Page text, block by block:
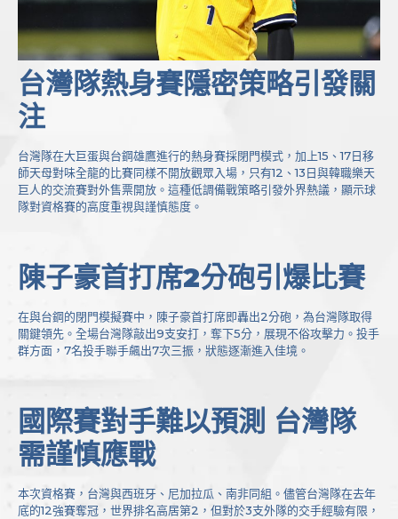
台灣隊熱身賽隱密策略引發關
注
台灣隊在大巨蛋與台鋼雄鷹進行的熱身賽採閉門模式，加上15、17日移
師天母對味全龍的比賽同樣不開放觀眾入場，只有12、13日與韓職樂天
巨人的交流賽對外售票開放。這種低調備戰策略引發外界熱議，顯示球
隊對資格賽的高度重視與謹慎態度。
陳子豪首打席2分砲引爆比賽
在與台鋼的閉門模擬賽中，陳子豪首打席即轟出2分砲，為台灣隊取得
關鍵領先。全場台灣隊敲出9支安打，奪下5分，展現不俗攻擊力。投手
群方面，7名投手聯手飆出7次三振，狀態逐漸進入佳境。
國際賽對手難以預測 台灣隊
需謹慎應戰
本次資格賽，台灣與西班牙、尼加拉瓜、南非同組。儘管台灣隊在去年
底的12強賽奪冠，世界排名高居第2，但對於3支外隊的交手經驗有限，